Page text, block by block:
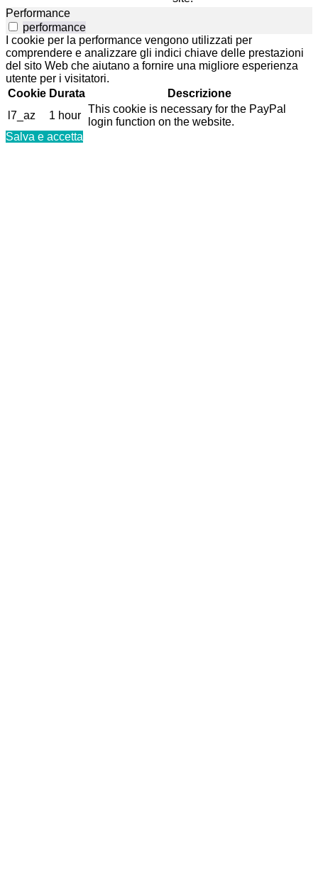
Performance
performance
I cookie per la performance vengono utilizzati per
comprendere e analizzare gli indici chiave delle prestazioni
del sito Web che aiutano a fornire una migliore esperienza
utente per i visitatori.
Cookie Durata
Descrizione
l7_az
1 hour
This cookie is necessary for the PayPal
login function on the website.
Salva e accetta